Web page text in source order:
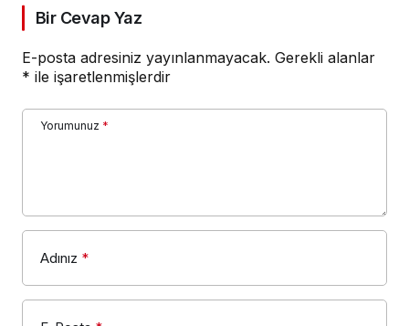
Bir Cevap Yaz
E-posta adresiniz yayınlanmayacak. Gerekli alanlar
* ile işaretlenmişlerdir
Yorumunuz *
Adınız *